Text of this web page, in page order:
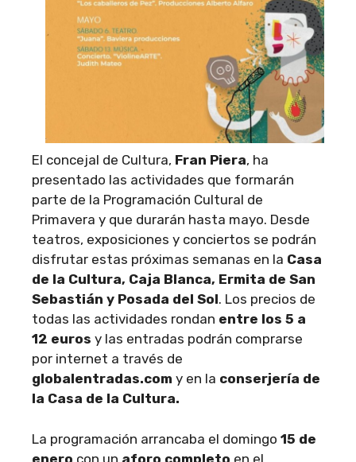
El concejal de Cultura, Fran Piera, ha
presentado las actividades que formarán
parte de la Programación Cultural de
Primavera y que durarán hasta mayo. Desde
teatros, exposiciones y conciertos se podrán
disfrutar estas próximas semanas en la Casa
de la Cultura, Caja Blanca, Ermita de San
Sebastián y Posada del Sol. Los precios de
todas las actividades rondan entre los 5 a
12 euros y las entradas podrán comprarse
por internet a través de
globalentradas.com y en la conserjería de
la Casa de la Cultura.
La programación arrancaba el domingo 15 de
enero con un aforo completo en el